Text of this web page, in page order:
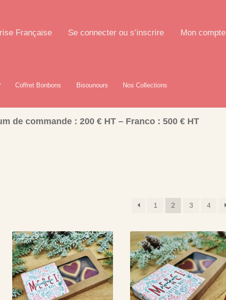
Française Se connecter ou s’inscrire Mon compte
Coffret Bonbons Bisounours Nos Collections
de commande : 200 € HT – Franco : 500 € HT
1 2 3 4